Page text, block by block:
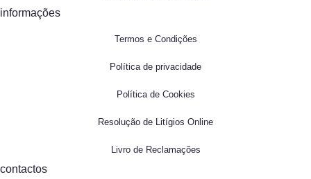
informações
Termos e Condições
Política de privacidade
Política de Cookies
Resolução de Litígios Online
Livro de Reclamações
contactos